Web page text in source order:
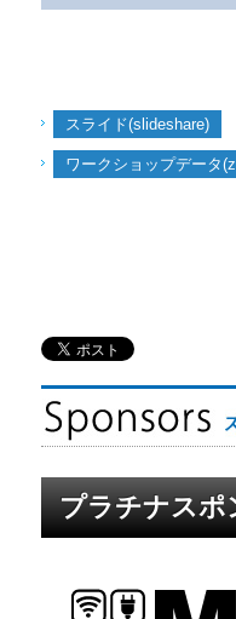
スライド(slideshare)
ワークショップデータ
プラチナスポ